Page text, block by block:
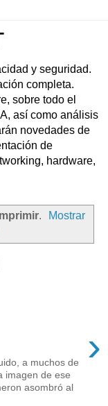
y seguridad.
completa.
sobre todo el
así como análisis
novedades de
de
hardware,
.
Mostrar
›
a muchos de
imagen de ese
asombró al